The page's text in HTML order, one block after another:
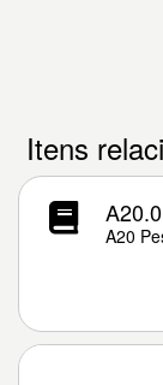
Itens
A20